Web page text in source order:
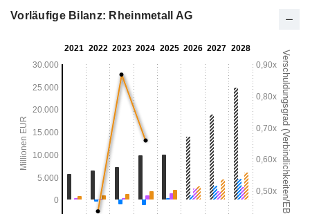
Vorläufige Bilanz: Rheinmetall AG